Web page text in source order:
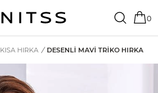
0
KISA HIRKA / DESENLI MAVI TRIKO HIRKA